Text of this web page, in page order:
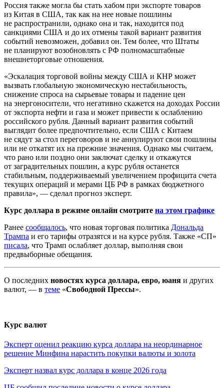
Россия также могла бы стать хабом при экспорте товаров
из Китая в США, так как на нее новые пошлины
не распространили, однако она и так, находится под
санкциями США и до их отмены такой вариант развития
событий невозможен, добавил он. Тем более, что Штаты
не планируют возобновлять с РФ полномасштабные
внешнеторговые отношения.
«Эскалация торговой войны между США и КНР может
вызвать глобальную экономическую нестабильность,
снижение спроса на сырьевые товары и падение цен
на энергоносители, что негативно скажется на доходах России
от экспорта нефти и газа и может привести к ослаблению
российского рубля. Данный вариант развития событий
выглядит более предпочтительно, если США с Китаем
не сядут за стол переговоров и не аннулируют свои пошлины
или не откатят их на прежние значения. Однако мы считаем,
что рано или поздно они заключат сделку и откажутся
от заградительных пошлин, а курс рубля останется
стабильным, поддерживаемый увеличением профицита счета
текущих операций и мерами ЦБ РФ в рамках бюджетного
правила», — сделал прогноз эксперт.
Курс доллара в режиме онлайн смотрите на этом графике
Ранее сообщалось, что новая торговая политика Дональда
Трампа и его тарифы отразятся и на курсе рубля. Также «СП»
писала, что Трамп ослабляет доллар, выполняя свои
предвыборные обещания.
О последних новостях курса доллара, евро, юаня и других
валют, — в теме «Свободной Прессы».
Курс валют
Эксперт оценил реакцию курса доллара на неординарное
решение Минфина нарастить покупки валюты и золота
Эксперт назвал курс доллара в конце 2026 года